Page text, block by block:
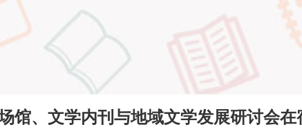
馆、文学内刊与地域文学发展研讨会在